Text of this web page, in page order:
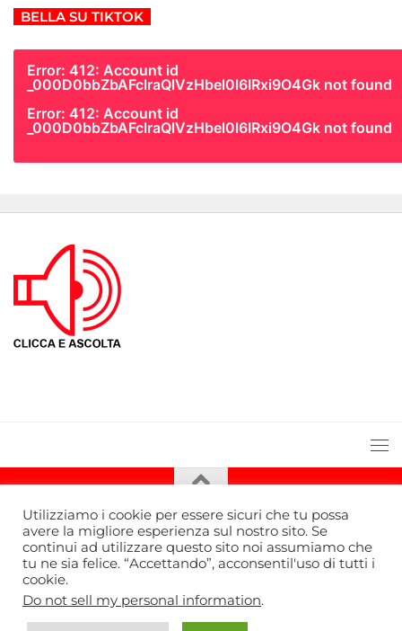
BELLA SU TIKTOK
Error: 412: Account id
_000D0bbZbAFclraQlVzHbel0l6IRxi9O4Gk not found
Error: 412: Account id
_000D0bbZbAFclraQlVzHbel0l6IRxi9O4Gk not found
Bella Radio TV © 2026. Tutti i diritti riservati.
Utilizziamo i cookie per essere sicuri che tu possa
avere la migliore esperienza sul nostro sito. Se
continui ad utilizzare questo sito noi assumiamo che
tu ne sia felice. “Accettando”, acconsentil'uso di tutti i
cookie.
Do not sell my personal information.